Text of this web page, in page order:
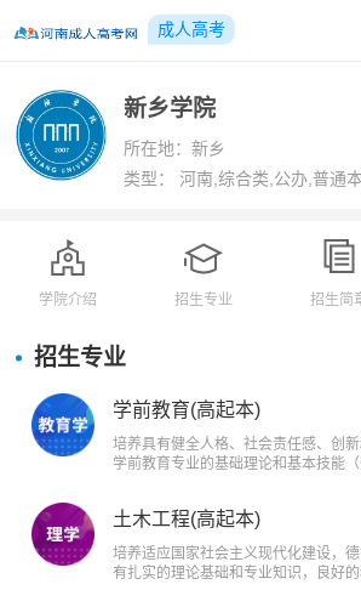
成人高考
新乡学院
所在地：新乡
类型： 河南,综合类,公办,普通
学院介绍 招生专业 招生简
招生专业
学前教育(高起本)
培养具有健全人格、社会责任感、创
学前教育专业的基础理论和基本技能（
素质劳动者和技术技能人才。
土木工程(高起本)
培养适应国家社会主义现代化建设，
有扎实的理论基础和专业知识，良好